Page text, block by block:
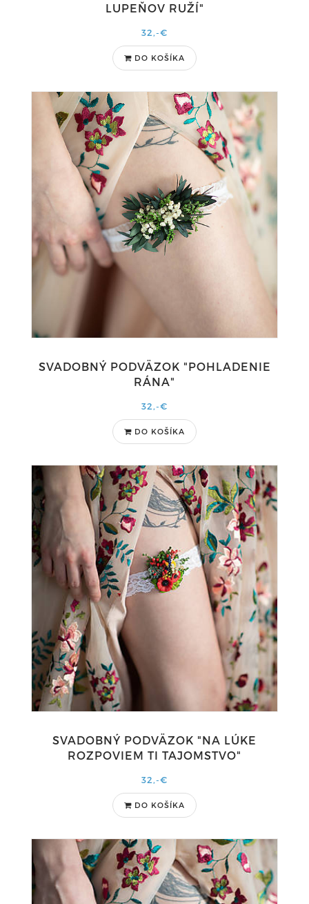
LUPEŇOV RUŽÍ"
32,-€
DO KOŠÍKA
SVADOBNÝ PODVÄZOK "POHLADENIE
RÁNA"
32,-€
DO KOŠÍKA
SVADOBNÝ PODVÄZOK "NA LÚKE
ROZPOVIEM TI TAJOMSTVO"
32,-€
DO KOŠÍKA